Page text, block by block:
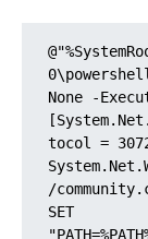
None -
tocol =
/
SET